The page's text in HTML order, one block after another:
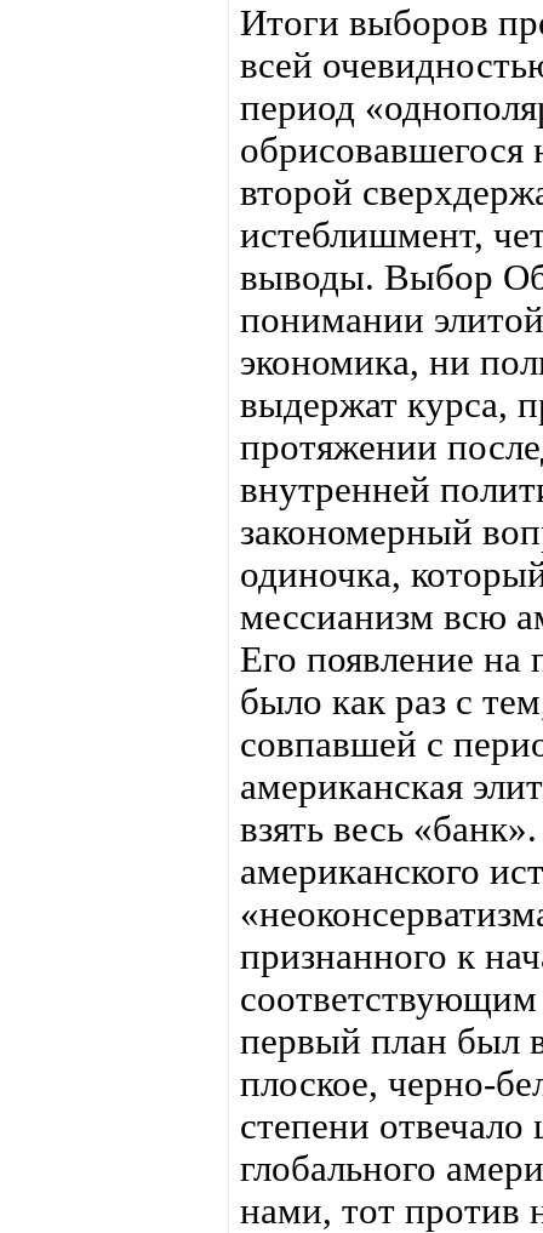
Итоги выборов
всей
период
обрисовавшегося
второй
истеблишмент,
выводы. Выбор
понимании
экономика, ни
выдержат курса,
протяжении
внутренней
закономерный
одиночка,
мессианизм всю
Его появление
было как раз с
совпавшей с
американская
взять весь
американского
признанного к
первый план был
плоское, черно-
степени
глобального
нами, тот против